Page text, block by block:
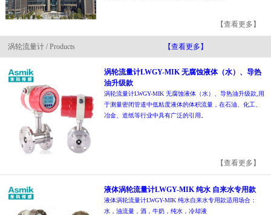
【查看更多】
涡轮流量计 / Products 【查看更多】
涡轮流量计LWGY-MIK 无腐蚀液体（水）、导热
油升级款
涡轮流量计LWGY-MIK 无腐蚀液体（水）、导热油升级款,用
于测量密闭管道中低粘度液体的体积流量，在石油、化工、
冶金、造纸等行业中具有广泛的引用。
【查看更多】
液体涡轮流量计LWGY-MIK 纯水 自来水专用款
液体涡轮流量计LWGY-MIK 纯水自来水专用款适用场合：
水，油流量，酒，牛奶，纯水，冷却液